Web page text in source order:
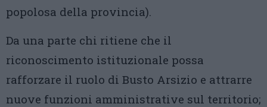
popolosa della provincia).
Da una parte chi ritiene che il
riconoscimento istituzionale possa
rafforzare il ruolo di Busto Arsizio e attrarre
nuove funzioni amministrative sul territorio;